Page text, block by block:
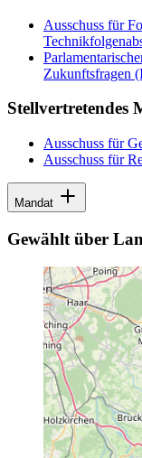
Ausschuss für
Zukunftsfragen
Stellvertretendes
Ausschuss für
Ausschuss für
Mandat
Gewählt über